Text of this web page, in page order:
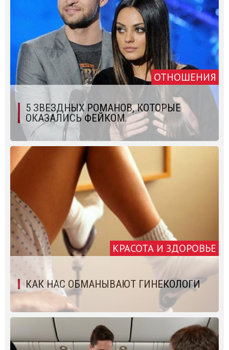
ОТНОШЕНИЯ
5 ЗВЕЗДНЫХ РОМАНОВ, КОТОРЫЕ
ОКАЗАЛИСЬ ФЕЙКОМ.
КРАСОТА И ЗДОРОВЬЕ
КАК НАС ОБМАНЫВАЮТ ГИНЕКОЛОГИ